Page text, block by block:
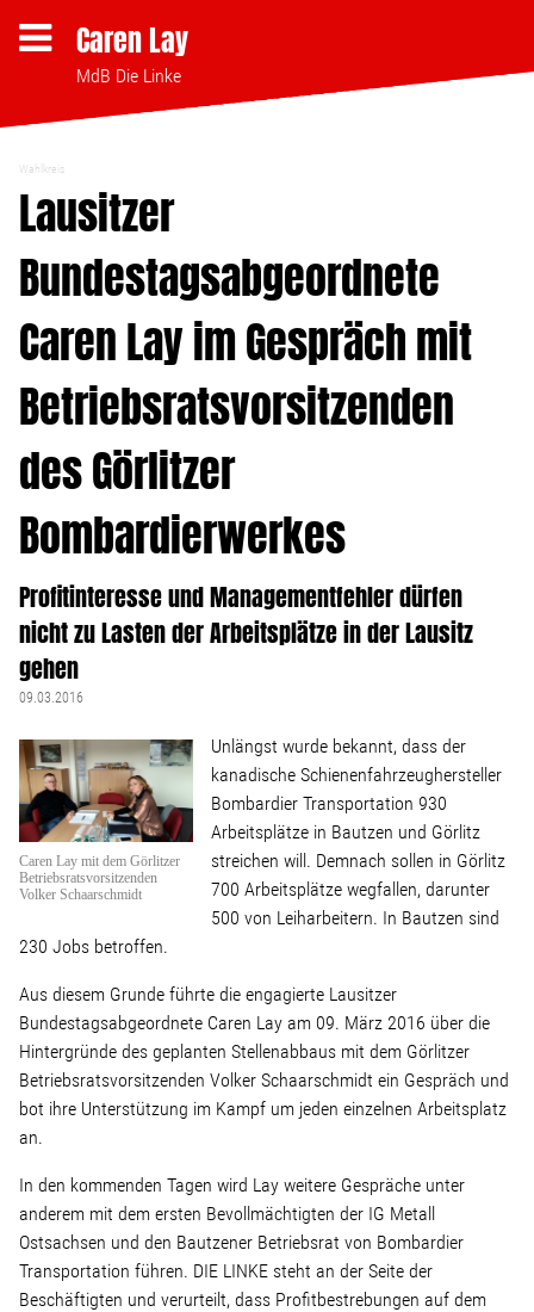
Caren Lay
MdB Die Linke
Bezahlbares Wohnen
Clubsterben stoppen
Strukturwandel
Bodenpolitik
Linke Zukunftsdebatte
Sonstiges
Pressemitteilungen
Presse
Pressebilder
Service
Termine
Stellenangebot
Kontakt
Team
Wahlkreis
Lausitzer
Bundestagsabgeordnete
Caren Lay im Gespräch mit
Betriebsratsvorsitzenden
des Görlitzer
Bombardierwerkes
Profitinteresse und Managementfehler dürfen
nicht zu Lasten der Arbeitsplätze in der Lausitz
gehen
09.03.2016
Caren Lay mit dem Görlitzer
Betriebsratsvorsitzenden
Volker Schaarschmidt
Unlängst wurde bekannt, dass der
kanadische Schienenfahrzeughersteller
Bombardier Transportation 930
Arbeitsplätze in Bautzen und Görlitz
streichen will. Demnach sollen in Görlitz
700 Arbeitsplätze wegfallen, darunter
500 von Leiharbeitern. In Bautzen sind
230 Jobs betroffen.
Aus diesem Grunde führte die engagierte Lausitzer
Bundestagsabgeordnete Caren Lay am 09. März 2016 über die
Hintergründe des geplanten Stellenabbaus mit dem Görlitzer
Betriebsratsvorsitzenden Volker Schaarschmidt ein Gespräch und
bot ihre Unterstützung im Kampf um jeden einzelnen Arbeitsplatz
an.
In den kommenden Tagen wird Lay weitere Gespräche unter
anderem mit dem ersten Bevollmächtigten der IG Metall
Ostsachsen und den Bautzener Betriebsrat von Bombardier
Transportation führen. DIE LINKE steht an der Seite der
Beschäftigten und verurteilt, dass Profitbestrebungen auf dem